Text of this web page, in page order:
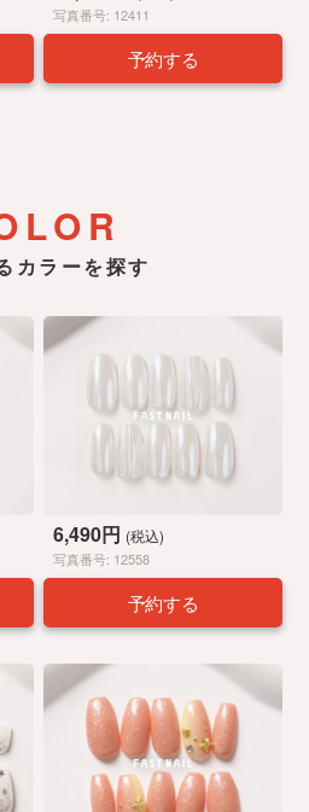
写真番号: 12411
予約する
カラーを探す
6,490円 (税込)
写真番号: 12558
予約する